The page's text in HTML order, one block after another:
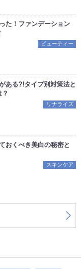
た！ファンデーション
ビューティー
ある?!タイプ別対策法と
リナライズ
おくべき美白の秘密と
スキンケア